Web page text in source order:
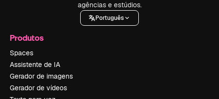
agências e estúdios.
Português
Produtos
Spaces
Assistente de IA
Gerador de imagens
Gerador de vídeos